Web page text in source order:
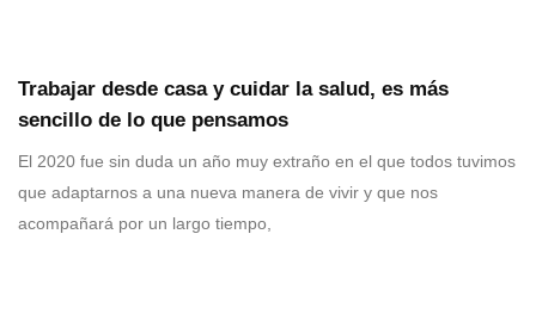
Trabajar desde casa y cuidar la salud, es más
sencillo de lo que pensamos
El 2020 fue sin duda un año muy extraño en el que todos tuvimos
que adaptarnos a una nueva manera de vivir y que nos
acompañará por un largo tiempo,